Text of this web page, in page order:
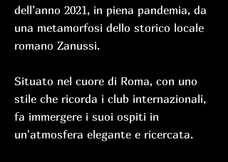
dell’anno 2021, in piena pandemia, da
una metamorfosi dello storico locale
romano Zanussi.
Situato nel cuore di Roma, con uno
stile che ricorda i club internazionali,
fa immergere i suoi ospiti in
un'atmosfera elegante e ricercata.